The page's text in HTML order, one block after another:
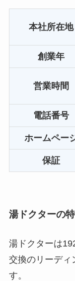
本社所在地
創業年
営業時間
電話番号
ホームペー
保証
湯ドクターの
湯ドクターは
交換のリーディ
す。